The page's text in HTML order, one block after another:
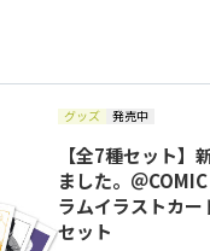
グッズ 発売中
【全7種セット】
ました。＠
ラムイラストカ
セット